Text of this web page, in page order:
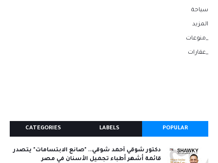
سياحة
المزيد
_منوعات
_عقارات
POPULAR
LABELS
CATEGORIES
دكتور شوقي أحمد شوقي.. "صانع الابتسامات" يتصدر
قائمة أشهر أطباء تجميل الأسنان في مصر